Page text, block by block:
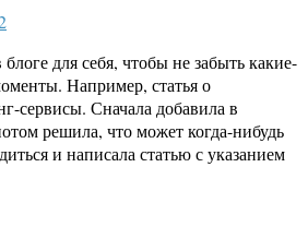
для себя, чтобы не забыть какие-
Например, статья о
сервисы. Сначала добавила в
решила, что может когда-нибудь
и написала статью с указанием